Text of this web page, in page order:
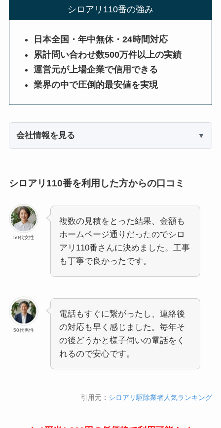
シロアリ110番の強み
日本全国・年中無休・24時間対応
累計問い合わせ数500万件以上の実績
運営元が上場企業で信用できる
業界の中で圧倒的最安値を実現
会社情報を見る
シロアリ110番を利用した方からの口コミ
50代女性
複数の見積をとった結果、金額も
ホームページ通りだったのでシロ
アリ110番さんに決めました。工事
も丁寧で良かったです。
50代男性
電話もすぐに繋がったし、連絡後
の対応も早く感じました。毎年そ
の後どうかと様子伺いの電話をく
れるので安心です。
引用元： シロアリ駆除業者人気ランキング